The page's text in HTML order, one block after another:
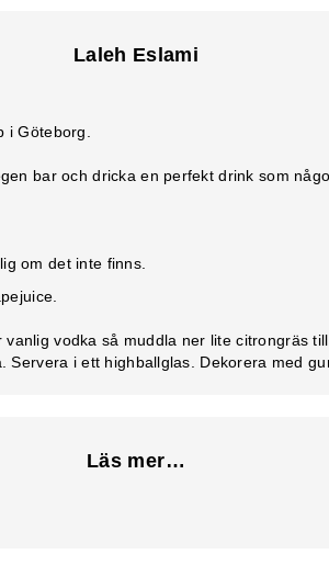
Laleh Eslami
i Göteborg.
bar och dricka en perfekt drink som
om det inte finns.
vodka så muddla ner lite citrongräs
i ett highballglas. Dekorera med
Läs mer…